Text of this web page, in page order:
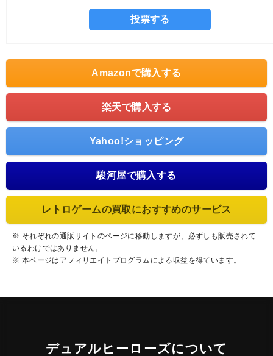
Amazonで購入する
楽天で購入する
Yahoo!ショッピング
駿河屋で購入する
レトロゲームの買取におすすめのサービス
※ それぞれの通販サイトのページに移動しますが、必ずしも販売されて
いるわけではありません。
※ 本ページはアフィリエイトプログラムによる収益を得ています。
デュアルヒーローズについて